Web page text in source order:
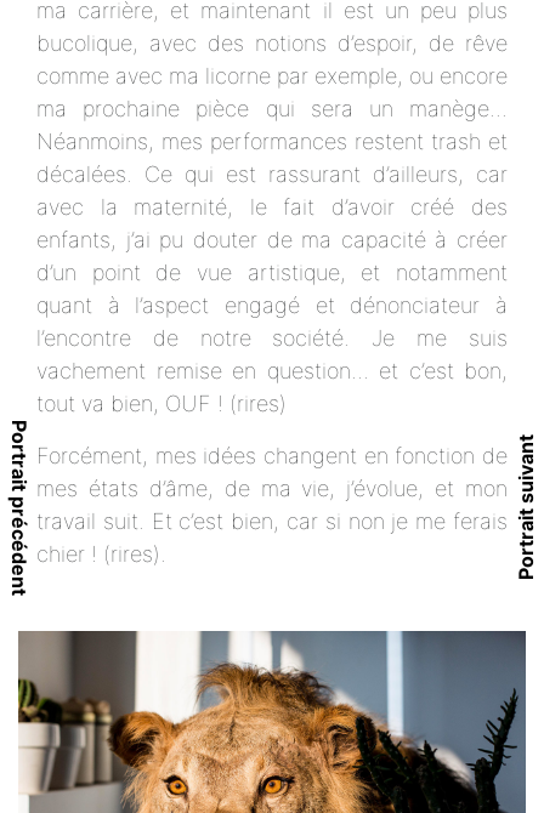
ma carrière, et maintenant il est un peu plus
bucolique, avec des notions d’espoir, de rêve
comme avec ma licorne par exemple, ou encore
ma prochaine pièce qui sera un manège...
Néanmoins, mes performances restent trash et
décalées. Ce qui est rassurant d’ailleurs, car
avec la maternité, le fait d’avoir créé des
enfants, j’ai pu douter de ma capacité à créer
d’un point de vue artistique, et notamment
quant à l’aspect engagé et dénonciateur à
l’encontre de notre société. Je me suis
vachement remise en question... et c’est bon,
tout va bien, OUF ! (rires)
Forcément, mes idées changent en fonction de
mes états d’âme, de ma vie, j’évolue, et mon
travail suit. Et c’est bien, car si non je me ferais
chier ! (rires).
Portrait précédent Portrait suivant